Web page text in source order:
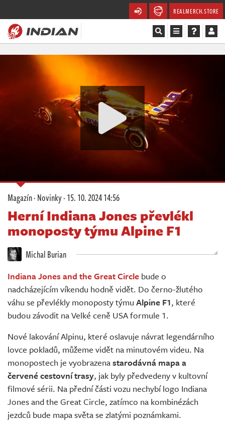
REALMERCH.STORE
Magazín
Komunita
Redakce
Živě
Magazín·Novinky·15. 10. 2024 14:56
Herní Indiana Jones převlékl
monoposty týmu Alpine F1
Michal Burian
Indiana Jones and the Great Circle bude o
nadcházejícím víkendu hodně vidět. Do černo-žlutého
váhu se převlékly monoposty týmu Alpine F1, které
budou závodit na Velké ceně USA formule 1.
Nové lakování Alpinu, které oslavuje návrat legendárního
lovce pokladů, můžeme vidět na minutovém videu. Na
monopostech je vyobrazenastarodávná mapa a
červené cestovní trasy, jak byly předvedeny v kultovní
filmové sérii. Na přední části vozu nechybí logo Indiana
Jones and the Great Circle, zatímco na kombinézách
jezdců bude mapa světa se zlatými poznámkami.